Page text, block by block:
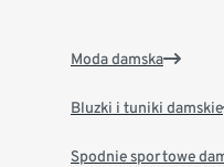
Moda damska
Bluzki i tuniki damskie
Spodnie sportowe